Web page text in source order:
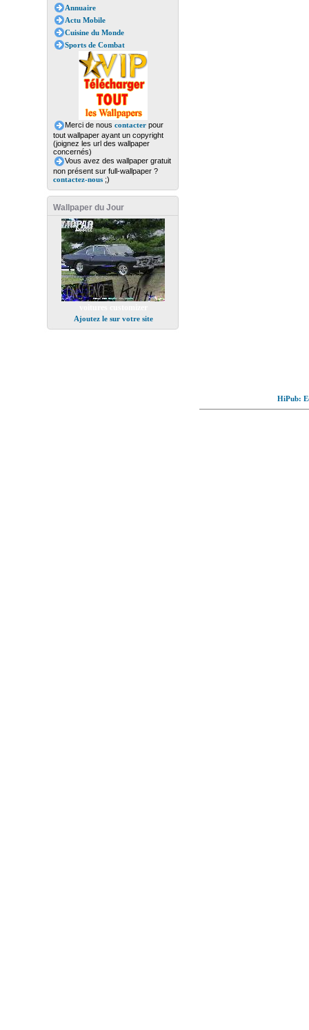
Annuaire
Actu Mobile
Cuisine du Monde
Sports de Combat
Merci de nous contacterpour
tout wallpaper ayant un copyright
(joignez les url des wallpaper
concernés)
Vous avez des wallpaper gratuit
non présent sur full-wallpaper ?
contactez-nous;)
Wallpaper du Jour
Ajoutez le sur votre site
HiPub: